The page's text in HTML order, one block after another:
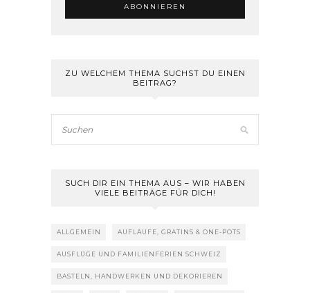
ZU WELCHEM THEMA SUCHST DU EINEN
BEITRAG?
SUCH DIR EIN THEMA AUS – WIR HABEN
VIELE BEITRÄGE FÜR DICH!
ALLGEMEIN AUFLÄUFE, GRATINS & ONE-POTS
AUSFLÜGE UND FAMILIENFERIEN SCHWEIZ
BASTELN, HANDWERKEN UND DEKORIEREN